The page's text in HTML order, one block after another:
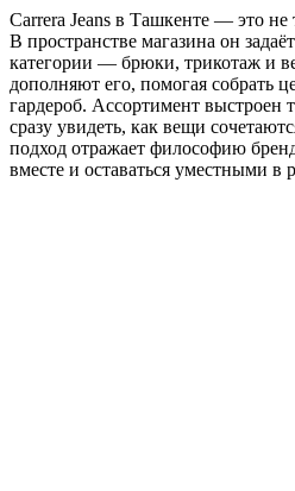
Carrera Jeans в Ташкенте — это не
В пространстве магазина он
категории — брюки, трикотаж и
дополняют его, помогая собрать
гардероб. Ассортимент выстроен
сразу увидеть, как вещи
подход отражает философию
вместе и оставаться уместными в